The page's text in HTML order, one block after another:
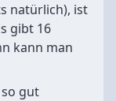
natürlich), ist
gibt 16
kann man
gut